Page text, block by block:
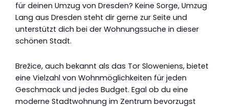
für deinen Umzug von Dresden? Keine Sorge, Umzug
Lang aus Dresden steht dir gerne zur Seite und
unterstützt dich bei der Wohnungssuche in dieser
schönen Stadt.
Brežice, auch bekannt als das Tor Sloweniens, bietet
eine Vielzahl von Wohnmöglichkeiten für jeden
Geschmack und jedes Budget. Egal ob du eine
moderne Stadtwohnung im Zentrum bevorzugst